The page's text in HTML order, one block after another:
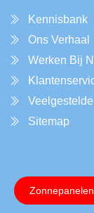
Kennisbank
Ons Verhaal
Werken Bij
Sitemap